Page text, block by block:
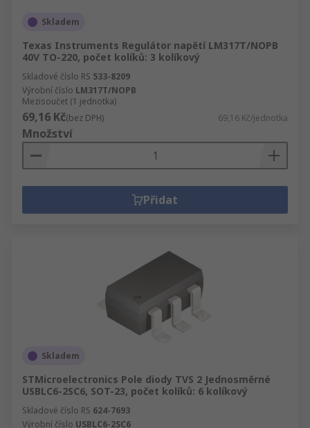
Skladem
Texas Instruments Regulátor napětí LM317T/NOPB
40V TO-220, počet kolíků: 3 kolíkový
Skladové číslo RS 533-8209
Výrobní číslo LM317T/NOPB
Mezisoučet (1 jednotka)
69,16 Kč(bez DPH) 69,16 Kč/jednotka
Množství
Přidat
Skladem
STMicroelectronics Pole diody TVS 2 Jednosměrné
USBLC6-2SC6, SOT-23, počet kolíků: 6 kolíkový
Skladové číslo RS 624-7693
Výrobní číslo USBLC6-2SC6